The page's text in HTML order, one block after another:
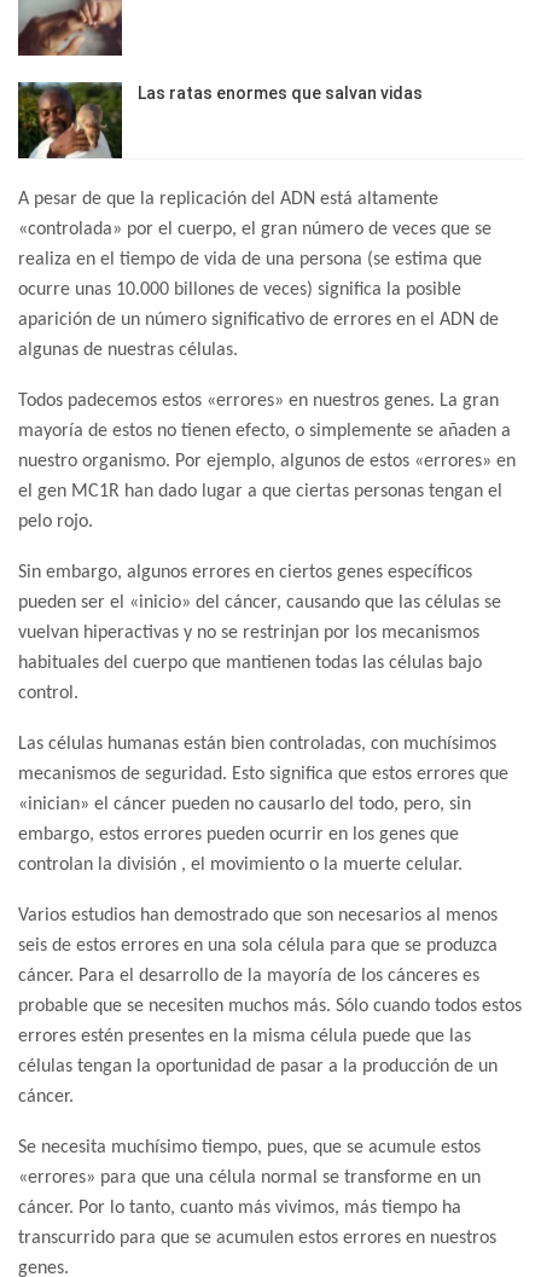
Las ratas enormes que salvan vidas
A pesar de que la replicación del ADN está altamente
«controlada» por el cuerpo, el gran número de veces que se
realiza en el tiempo de vida de una persona (se estima que
ocurre unas 10.000 billones de veces) significa la posible
aparición de un número significativo de errores en el ADN de
algunas de nuestras células.
Todos padecemos estos «errores» en nuestros genes. La gran
mayoría de estos no tienen efecto, o simplemente se añaden a
nuestro organismo. Por ejemplo, algunos de estos «errores» en
el gen MC1R han dado lugar a que ciertas personas tengan el
pelo rojo.
Sin embargo, algunos errores en ciertos genes específicos
pueden ser el «inicio» del cáncer, causando que las células se
vuelvan hiperactivas y no se restrinjan por los mecanismos
habituales del cuerpo que mantienen todas las células bajo
control.
Las células humanas están bien controladas, con muchísimos
mecanismos de seguridad. Esto significa que estos errores que
«inician» el cáncer pueden no causarlo del todo, pero, sin
embargo, estos errores pueden ocurrir en los genes que
controlan la división , el movimiento o la muerte celular.
Varios estudios han demostrado que son necesarios al menos
seis de estos errores en una sola célula para que se produzca
cáncer. Para el desarrollo de la mayoría de los cánceres es
probable que se necesiten muchos más. Sólo cuando todos estos
errores estén presentes en la misma célula puede que las
células tengan la oportunidad de pasar a la producción de un
cáncer.
Se necesita muchísimo tiempo, pues, que se acumule estos
«errores» para que una célula normal se transforme en un
cáncer. Por lo tanto, cuanto más vivimos, más tiempo ha
transcurrido para que se acumulen estos errores en nuestros
genes.